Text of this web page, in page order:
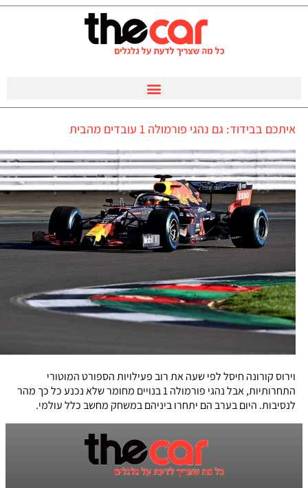
איתכם בבידוד: גם נהגי פורמולה 1 עובדים מהבית
וירוס קורונה חיסל לפי שעה את רוב פעילויות הספורט המוטורי
התחרותיות, אבל נהגי פורמולה 1 בנויים מחומר שלא נכנע כל כך מהר
לנסיבות. היום בערב הם יתחרו ביניהם במשחק מחשב כלל עולמי.